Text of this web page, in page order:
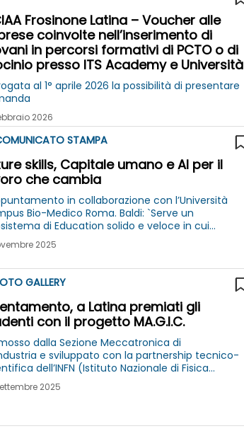
Frosinone Latina – Voucher alle
coinvolte nell’inserimento di
in percorsi formativi di PCTO o di
presso ITS Academy e Università
al 1° aprile 2026 la possibilità di presentare
2026
STAMPA
skills, Capitale umano e AI per il
che cambia
in collaborazione con l’Università
Bio-Medico Roma. Baldi: `Serve un
di Education solido e veloce in cui
Università e ITS collaborino in modo
2025
GALLERY
a Latina premiati gli
con il progetto MA.G.I.C.
dalla Sezione Meccatronica di
e sviluppato con la partnership tecnico-
dell’INFN (Istituto Nazionale di Fisica
e LNF (Laboratori Nazionali di Frascati), in
con l’ITS Meccatronico del Lazio
2025